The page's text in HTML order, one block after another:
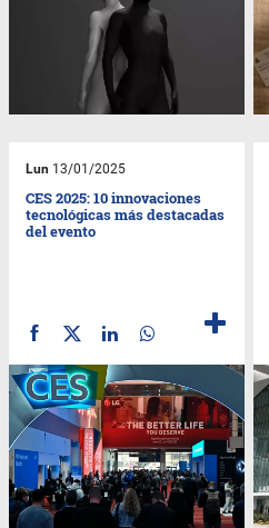
Lun 13/01/2025
CES 2025: 10 innovaciones
tecnológicas más destacadas
del evento